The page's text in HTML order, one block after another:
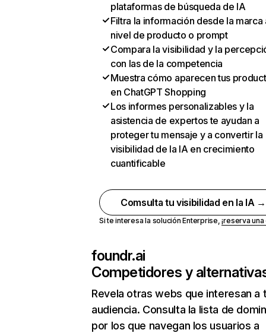
plataformas de búsqueda de IA
Filtra la información desde la marca
nivel de producto o prompt
Compara la visibilidad y la
con las de la competencia
Muestra cómo aparecen tus
en ChatGPT Shopping
Los informes personalizables y la
asistencia de expertos te ayudan a
proteger tu mensaje y a convertir la
visibilidad de la IA en crecimiento
cuantificable
Comsulta tu visibilidad en la IA →
Si te interesa la solución Enterprise,¡reserva
foundr.ai
Competidores y
Revela otras webs que interesan a
audiencia. Consulta la lista de
por los que navegan los usuarios a